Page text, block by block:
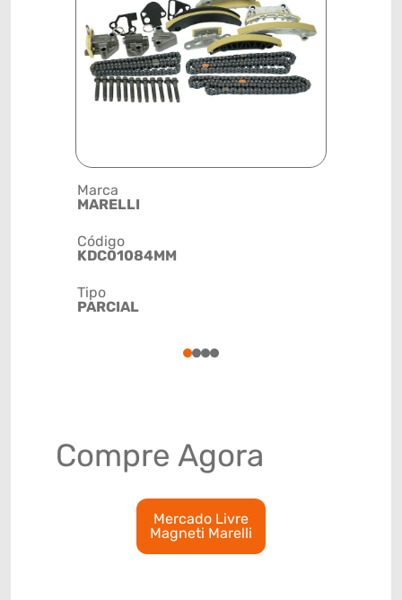
Marca
MARELLI
Código
KDC01084MM
Tipo
PARCIAL
1234
Compre Agora
Mercado Livre
Magneti Marelli